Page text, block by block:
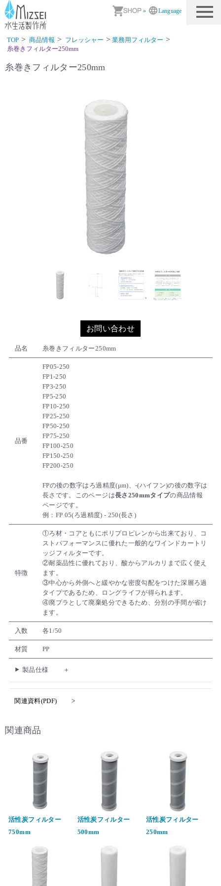
» Language
商品情報｜水生活製作所
TOP 商品情報 フレッシャー
業務用フィルター
糸巻きフィルター250mm
糸巻きフィルター250mm
お問い合わせ
品名 糸巻きフィルター250mm
品番
FP05-250
FP1-250
FP3-250
FP5-250
FP10-250
FP25-250
FP50-250
FP75-250
FP100-250
FP150-250
FP200-250
FPの後の数字はろ過精度(μm)、-(ハイフン)の後の数字は
長さです。このページは長さ250mmタイプの商品情報
ページです。
例：FP 05(ろ過精度) - 250(長さ)
特徴
①ろ材・コアともにポリプロピレンから出来ており、コ
ストパフォーマンスに優れた一般的なワインドカートリ
ッジフィルターです。
②耐薬品性に優れており、酸からアルカリまで広く使え
ます。
③中心から外側へと緩やかな密度勾配をつけた深層ろ過
タイプであるため、ロングライフが得られます。
④廃プラとして廃棄処分できるため、分別の手間が省け
ます。
入数 各1/50
材質 PP
製品仕様
関連資料(PDF)
関連商品
活性炭フィルター
750mm
活性炭フィルター
500mm
活性炭フィルター
250mm